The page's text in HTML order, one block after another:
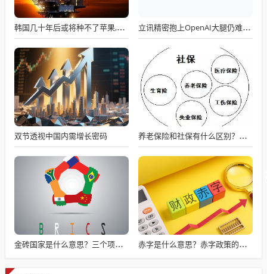
韩国几十年后或将种不了苹果,冬季低温天数减23天，苹果遭遇"冬眠危机" 立讯精密抱上OpenAI大腿仍难逃代工宿命
双节透视中国内需增长密码 养老保险和社保有什么区别？缴费方式大不同：单位代缴VS自主选择
金砖国家是什么意思？三个项目看懂金砖本质：不是慈善团，而是利益共同体 赤字是什么意思？赤字政策的双刃剑效应